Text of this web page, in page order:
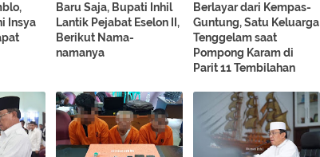
Insya
Baru Saja, Bupati Inhil
Lantik Pejabat Eselon II,
Berikut Nama-
namanya
Berlayar dari Kempas-
Guntung, Satu Keluarga
Tenggelam saat
Pompong Karam di
Parit 11 Tembilahan